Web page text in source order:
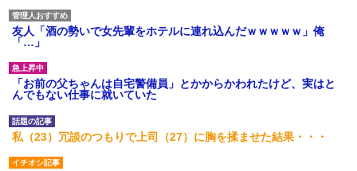
友人「酒の勢いで女先輩をホテルに連れ込んだｗｗｗｗｗ」俺
「…」
「お前の父ちゃんは自宅警備員」とかからかわれたけど、実はと
んでもない仕事に就いていた
私（23）冗談のつもりで上司（27）に胸を揉ませた結果・・・